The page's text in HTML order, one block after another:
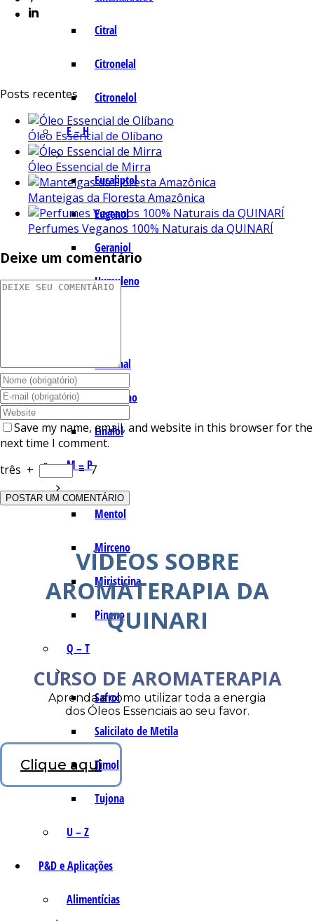
Citral
Citronelal
Citronelol
E – H
Eucaliptol
Eugenol
Geraniol
Humuleno
Lemonal
Limoneno
Linalol
M – P
Mentol
Mirceno
Miristicina
Pineno
Q – T
Safrol
Salicilato de Metila
Timol
Tujona
U – Z
P&D e Aplicações
Alimentícias
Posts recentes
Óleo Essencial de Olíbano
Óleo Essencial de Mirra
Manteigas da Floresta Amazônica
Perfumes Veganos 100% Naturais da QUINARÍ
Deixe um comentário
Save my name, email, and website in this browser for the
next time I comment.
três + =7
VÍDEOS SOBRE
AROMATERAPIA DA
QUINARI
CURSO DE AROMATERAPIA
Aprenda a como utilizar toda a energia
dos Óleos Essenciais ao seu favor.
Clique aqui